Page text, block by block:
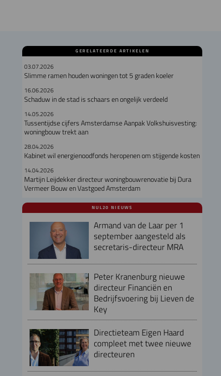
GERELATEERDE ARTIKELEN
03.07.2026
Slimme ramen houden woningen tot 5 graden koeler
16.06.2026
Schaduw in de stad is schaars en ongelijk verdeeld
14.05.2026
Tussentijdse cijfers Amsterdamse Aanpak Volkshuisvesting:
woningbouw trekt aan
28.04.2026
Kabinet wil energienoodfonds heropenen om stijgende kosten
14.04.2026
Martijn Leijdekker directeur woningbouwrenovatie bij Dura
Vermeer Bouw en Vastgoed Amsterdam
NUL20 NIEUWS
Armand van de Laar per 1
september aangesteld als
secretaris-directeur MRA
Peter Kranenburg nieuwe
directeur Financiën en
Bedrijfsvoering bij Lieven de
Key
Directieteam Eigen Haard
compleet met twee nieuwe
directeuren